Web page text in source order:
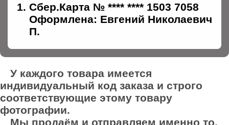
Сбер.Карта № **** **** 1503 7058
Оформлена: Евгений Николаевич
П.
У каждого товара имеется
индивидуальный код заказа и строго
соответствующие этому товару
фотографии.
Мы продаём и отправляем именно то,